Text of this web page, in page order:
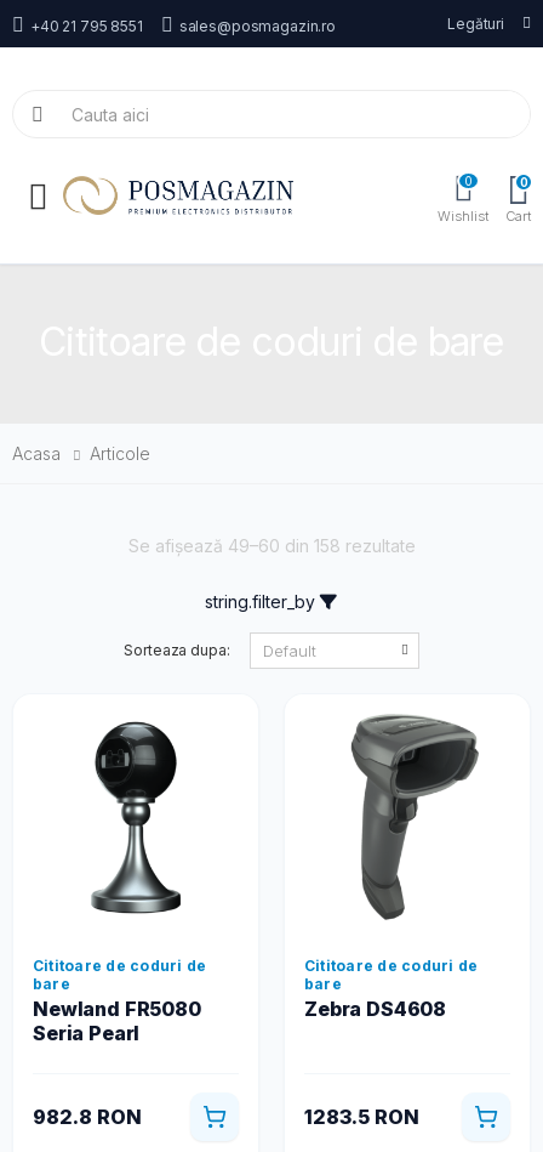
+40 21 795 8551 sales@posmagazin.ro Legături
Toggle mobile menu
0
Wishlist
0
Cart
Acasa Articole
Se afișează 49–60 din 158 rezultate
string.filter_by
Sorteaza dupa:
Cititoare de coduri de
bare
Newland FR5080
Seria Pearl
982.8 RON
Cititoare de coduri de
bare
Zebra DS4608
1283.5 RON